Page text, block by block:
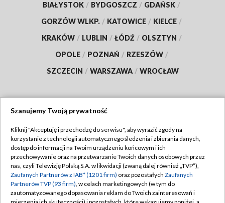
BIAŁYSTOK / BYDGOSZCZ / GDAŃSK /
GORZÓW WLKP. / KATOWICE / KIELCE /
KRAKÓW / LUBLIN / ŁÓDŹ / OLSZTYN /
OPOLE / POZNAŃ / RZESZÓW /
SZCZECIN / WARSZAWA / WROCŁAW
TVP
Abonament TVP
Emisja w TVP
Centrum informacji TVP
Regulamin TVP
Polityka prywatności
Moje zgody
Szanujemy Twoją prywatność
Kliknij "Akceptuję i przechodzę do serwisu", aby wyrazić zgody na
korzystanie z technologii automatycznego śledzenia i zbierania danych,
dostęp do informacji na Twoim urządzeniu końcowym i ich
przechowywanie oraz na przetwarzanie Twoich danych osobowych przez
nas, czyli Telewizję Polską S.A. w likwidacji (zwaną dalej również „TVP”),
Zaufanych Partnerów z IAB* (1201 firm) oraz pozostałych Zaufanych
Partnerów TVP (93 firm), w celach marketingowych (w tym do
zautomatyzowanego dopasowania reklam do Twoich zainteresowań i